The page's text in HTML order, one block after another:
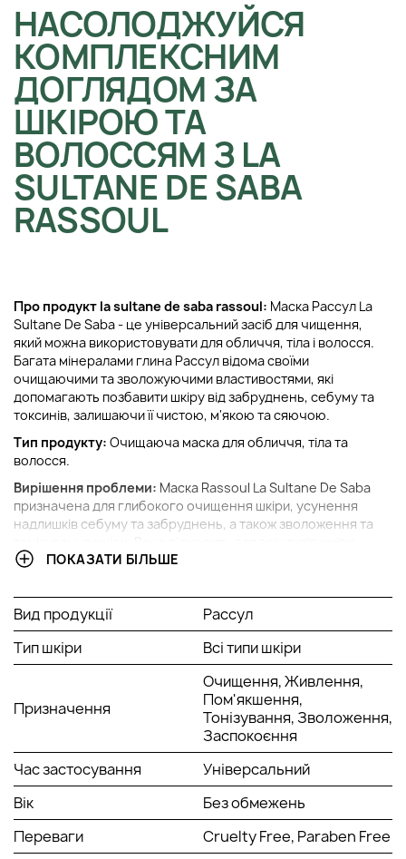
НАСОЛОДЖУЙСЯ
КОМПЛЕКСНИМ
ДОГЛЯДОМ ЗА
ШКІРОЮ ТА
ВОЛОССЯМ З LA
SULTANE DE SABA
RASSOUL
Про продукт la sultane de saba rassoul: Маска Рассул La
Sultane De Saba - це універсальний засіб для чищення,
який можна використовувати для обличчя, тіла і волосся.
Багата мінералами глина Рассул відома своїми
очищаючими та зволожуючими властивостями, які
допомагають позбавити шкіру від забруднень, себуму та
токсинів, залишаючи її чистою, м'якою та сяючою.
Тип продукту: Очищаюча маска для обличчя, тіла та
волосся.
Вирішення проблеми: Маска Rassoul La Sultane De Saba
призначена для глибокого очищення шкіри, усунення
надлишків себуму та забруднень, а також зволоження та
включаючи чутливу, і надає шкірі відчуття свіжості та
Ключові компоненти:
Глина Рассул: природний мінерал, багатий на
мікроелементи, який ефективно очищає і зволожує
шкіру, а також покращує її текстуру.
Натуральні екстракти та ефірні олії: збагачують
формулу маски, надаючи їй додаткові поживні та
зволожуючі властивості.
Ця універсальна маска підходить для використання
на обличчі, тілі та волоссі, що робить її зручним
багатофункціональним засобом у догляді за собою.
La Sultane De Saba Rassoul ідеально підходить для
ПОКАЗАТИ БІЛЬШЕ
Вид продукції
Рассул
Тип шкіри
Всі типи шкіри
Призначення
Очищення, Живлення,
Пом'якшення,
Тонізування, Зволоження,
Заспокоєння
Час застосування
Універсальний
Вік
Без обмежень
Переваги
Cruelty Free, Paraben Free